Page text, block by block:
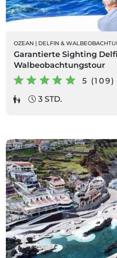
OZEAN | DELFIN &
Garantierte Sighting
Walbeobachtungstour
5 (109)
3 STD.